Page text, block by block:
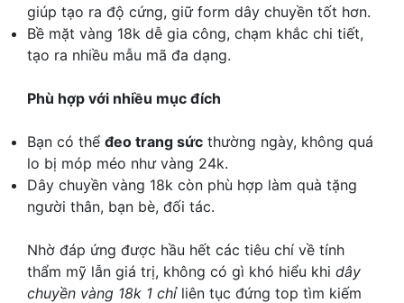
giúp tạo ra độ cứng, giữ form dây chuyền tốt hơn.
Bề mặt vàng 18k dễ gia công, chạm khắc chi tiết,
tạo ra nhiều mẫu mã đa dạng.
Phù hợp với nhiều mục đích
Bạn có thể đeo trang sức thường ngày, không quá
lo bị móp méo như vàng 24k.
Dây chuyền vàng 18k còn phù hợp làm quà tặng
người thân, bạn bè, đối tác.
Nhờ đáp ứng được hầu hết các tiêu chí về tính
thẩm mỹ lẫn giá trị, không có gì khó hiểu khi dây
chuyền vàng 18k 1 chỉliên tục đứng top tìm kiếm